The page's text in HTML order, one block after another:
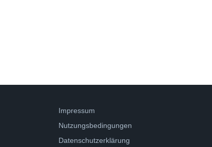
Impressum
Nutzungsbedingungen
Datenschutzerklärung